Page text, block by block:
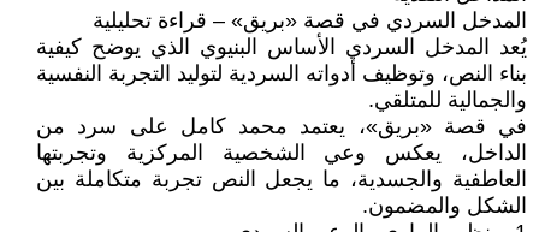
المدخل السردي في قصة «بريق» – قراءة تحليلية
يُعد المدخل السردي الأساس البنيوي الذي يوضح كيفية
بناء النص، وتوظيف أدواته السردية لتوليد التجربة النفسية
والجمالية للمتلقي.
في قصة «بريق»، يعتمد محمد كامل على سرد من
الداخل، يعكس وعي الشخصية المركزية وتجربتها
العاطفية والجسدية، ما يجعل النص تجربة متكاملة بين
الشكل والمضمون.